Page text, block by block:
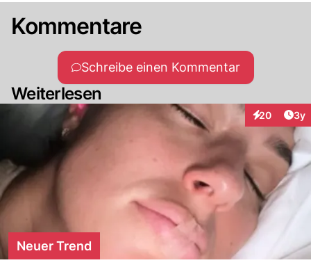
Kommentare
Schreibe einen Kommentar
Weiterlesen
20
Interaktionen
3y
Neuer Trend